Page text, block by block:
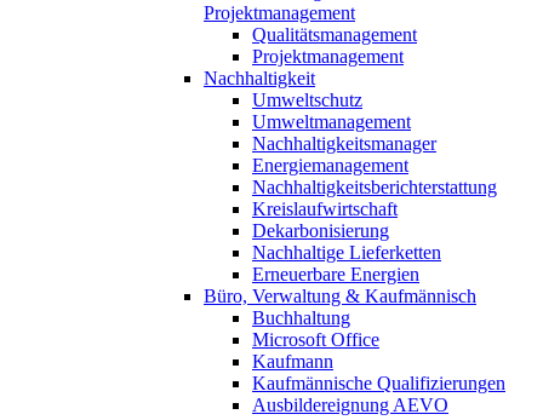
Projektmanagement
Qualitätsmanagement
Projektmanagement
Nachhaltigkeit
Umweltschutz
Umweltmanagement
Nachhaltigkeitsmanager
Energiemanagement
Nachhaltigkeitsberichterstattung
Kreislaufwirtschaft
Dekarbonisierung
Nachhaltige Lieferketten
Erneuerbare Energien
Büro, Verwaltung & Kaufmännisch
Buchhaltung
Microsoft Office
Kaufmann
Kaufmännische Qualifizierungen
Ausbildereignung AEVO